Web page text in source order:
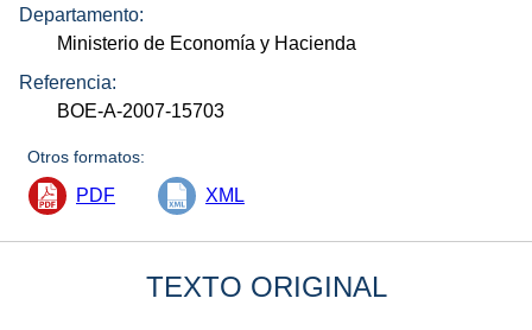
Departamento:
Ministerio de Economía y Hacienda
Referencia:
BOE-A-2007-15703
Otros formatos:
PDF XML
TEXTO ORIGINAL